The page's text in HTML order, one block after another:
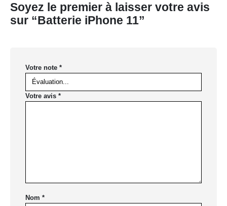
Soyez le premier à laisser votre avis
sur “Batterie iPhone 11”
Votre note *
Votre avis *
Nom *